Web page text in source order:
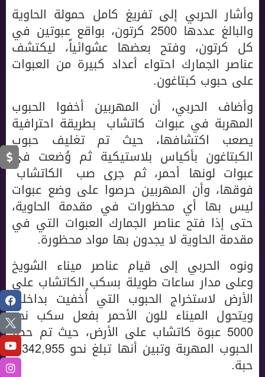
وأشار الحربي إلى تفريغ كامل حمولة الحاوية
والبالغ عددها 2500 كرتون، بواقع عبوتين في
كل كرتون، وفتح بعضها عشوائياً، ليكتشف
عناصر الجمارك احتواء أعداد كبيرة من العبوات
على حبوب كبتاغون.
وأضاف الحربي، أن المهربين أخفوا الحبوب
المهربة في عبوات «كاتشاب» بطريقة احترافية
يصعب اكتشافها، حيث تم تغليف حبوب
الكبتاغون بأكياس بلاستيكية ثم وُضعت في
عبوات لونها أحمر، ثم جرى صب «الكاتشاب»
فوقها، وأن المهربين حرصوا على وضع عبوات
ليس بها أي محظورات في مقدمة الحاوية،
حتى إذا فتح عناصر الجمارك العبوات التي في
مقدمة الحاوية لا يجدون بها مواد محظورة.
ونوه الحربي إلى قيام عناصر ميناء الشويخ
وعلى مدار ساعات طويلة بسكب الكاتشاب على
الأرض لاستخراج الحبوب التي أُخفيت بداخله،
ويتحول الميناء للون الأحمر بفعل سكب نحو
5000 عبوة كاتشاب على الأرض، حيث تم حصر
الحبوب المهربة وتبين أنها تبلغ نحو 1,342,955
حبة.